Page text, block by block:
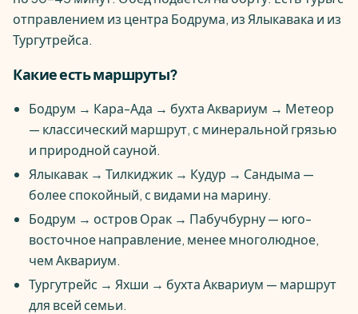
отправлением из центра Бодрума, из Ялыкавака и из
Тургутрейса.
Какие есть маршруты?
Бодрум → Кара-Ада → бухта Аквариум → Метеор
— классический маршрут, с минеральной грязью
и природной сауной.
Ялыкавак → Тилкиджик → Кудур → Сандыма —
более спокойный, с видами на марину.
Бодрум → остров Орак → Пабучбурну — юго-
восточное направление, менее многолюдное,
чем Аквариум.
Тургутрейс → Яхши → бухта Аквариум — маршрут
для всей семьи.